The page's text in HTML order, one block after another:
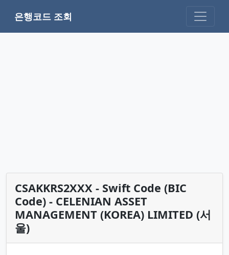
은행코드 조회
CSAKKRS2XXX - Swift Code (BIC
Code) - CELENIAN ASSET
MANAGEMENT (KOREA) LIMITED (서
울)